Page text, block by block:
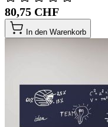
80,75 CHF
In den Warenkorb